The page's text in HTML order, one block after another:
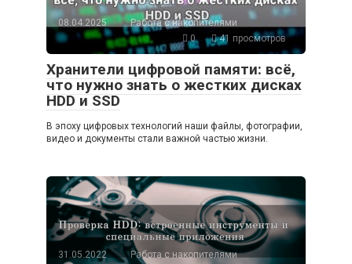
08.04.2025
Работа с накопителями
0
41 просмотров
Хранители цифровой памяти: всё,
что нужно знать о жестких дисках
HDD и SSD
В эпоху цифровых технологий наши файлы, фотографии,
видео и документы стали важной частью жизни.
31.05.2022 Работа с накопителями